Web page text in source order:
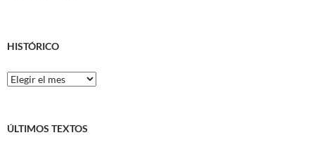
HISTÓRICO
Histórico
ÚLTIMOS TEXTOS